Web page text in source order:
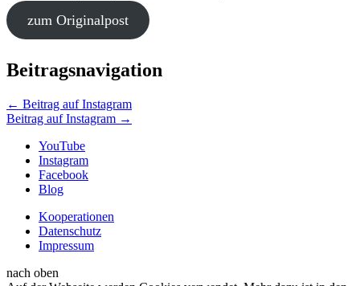
zum Originalpost
Beitragsnavigation
← Beitrag auf Instagram
Beitrag auf Instagram →
YouTube
Instagram
Facebook
Blog
Kooperationen
Datenschutz
Impressum
nach oben